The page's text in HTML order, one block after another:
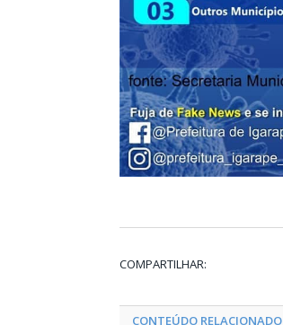
COMPARTILHAR:
CONTEÚDO RELACIONADO